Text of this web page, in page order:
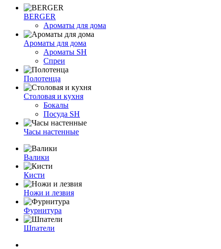
BERGER
Ароматы для дома
Ароматы для дома
Ароматы SH
Спреи
Полотенца
Столовая и кухня
Бокалы
Посуда SH
Часы настенные
Валики
Кисти
Ножи и лезвия
Фурнитура
Шпатели